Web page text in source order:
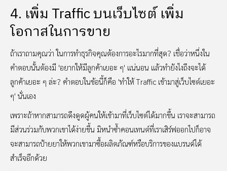
4. เพิ่ม Traffic บนเว็บไซต์ เพิ่ม
โอกาสในการขาย
ถ้าเราถามคุณว่า ในการทำธุรกิจคุณต้องการอะไรมากที่สุด? เชื่อว่าหนึ่งใน
คำตอบนั้นต้องมี 'อยากให้มีลูกค้าเยอะ ๆ' แน่นอน แล้วทำยังไงถึงจะได้
ลูกค้าเยอะ ๆ ล่ะ? คำตอบในข้อนี้ก็คือ 'ทำให้ Traffic เข้ามาสู่เว็บไซต์เยอะ
ๆ' นั่นเอง
เพราะถ้าหากสามารถดึงดูดผู้คนให้เข้ามาที่เว็บไซต์ได้มากขึ้น เราจะสามารถ
มีส่วนร่วมกับพวกเขาได้ง่ายขึ้น มิหนำซ้ำคอนเทนต์ที่เราเสิร์ฟออกไปก็อาจ
จะสามารถป้ายยาให้พวกเขามาซื้อผลิตภัณฑ์หรือบริการของแบรนด์ได้
สำเร็จอีกด้วย